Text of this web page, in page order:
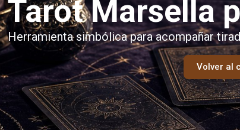
Tarot Marsella
Herramienta simbólica para acompañar
Volver al